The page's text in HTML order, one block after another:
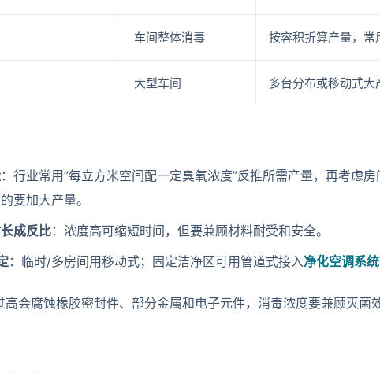
车间整体消毒 按容积折算产量，常
大型车间 多台分布或移动式大
：行业常用”每立方米空间配一定臭氧浓度”反推所需产量，再考虑
要加大产量。
成反比：浓度高可缩短时间，但要兼顾材料耐受和安全。
：临时/多房间用移动式；固定洁净区可用管道式接入净化空调系统
高会腐蚀橡胶密封件、部分金属和电子元件，消毒浓度要兼顾灭菌